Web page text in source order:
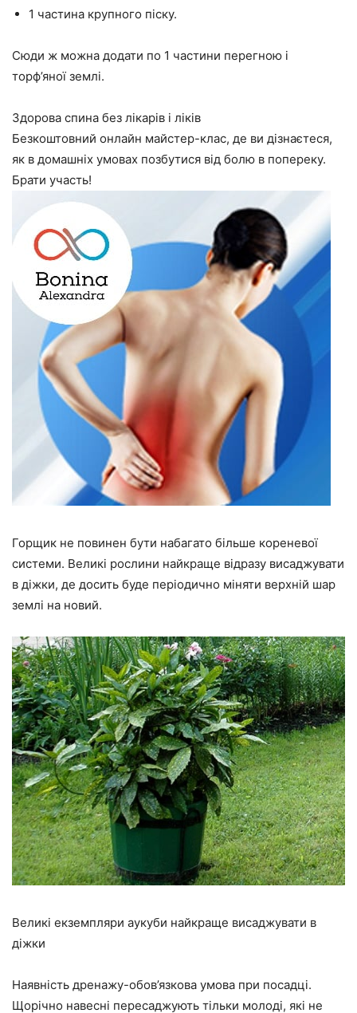
1 частина крупного піску.
Сюди ж можна додати по 1 частини перегною і
торф’яної землі.
Здорова спина без лікарів і ліків
Безкоштовний онлайн майстер-клас, де ви дізнаєтеся,
як в домашніх умовах позбутися від болю в попереку.
Брати участь!
Горщик не повинен бути набагато більше кореневої
системи. Великі рослини найкраще відразу висаджувати
в діжки, де досить буде періодично міняти верхній шар
землі на новий.
Великі екземпляри аукуби найкраще висаджувати в
діжки
Наявність дренажу-обов’язкова умова при посадці.
Щорічно навесні пересаджують тільки молоді, які не